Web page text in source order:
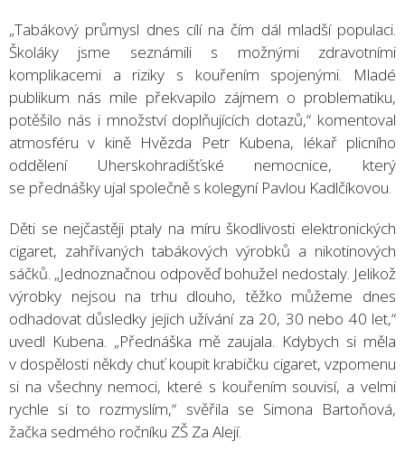
„Tabákový průmysl dnes cílí na čím dál mladší populaci.
Školáky jsme seznámili s možnými zdravotními
komplikacemi a riziky s kouřením spojenými. Mladé
publikum nás mile překvapilo zájmem o problematiku,
potěšilo nás i množství doplňujících dotazů,“ komentoval
atmosféru v kině Hvězda Petr Kubena, lékař plicního
oddělení Uherskohradišťské nemocnice, který
se přednášky ujal společně s kolegyní Pavlou Kadlčíkovou.
Děti se nejčastěji ptaly na míru škodlivosti elektronických
cigaret, zahřívaných tabákových výrobků a nikotinových
sáčků. „Jednoznačnou odpověď bohužel nedostaly. Jelikož
výrobky nejsou na trhu dlouho, těžko můžeme dnes
odhadovat důsledky jejich užívání za 20, 30 nebo 40 let,“
uvedl Kubena. „Přednáška mě zaujala. Kdybych si měla
v dospělosti někdy chuť koupit krabičku cigaret, vzpomenu
si na všechny nemoci, které s kouřením souvisí, a velmi
rychle si to rozmyslím,“ svěřila se Simona Bartoňová,
žačka sedmého ročníku ZŠ Za Alejí.